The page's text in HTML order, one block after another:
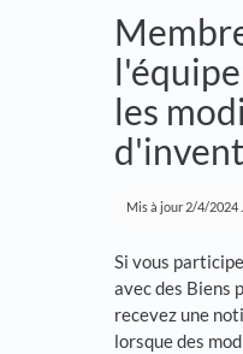
les
Mis à jour 2/4/2024
Si vous
avec des Biens
recevez une
lorsque des